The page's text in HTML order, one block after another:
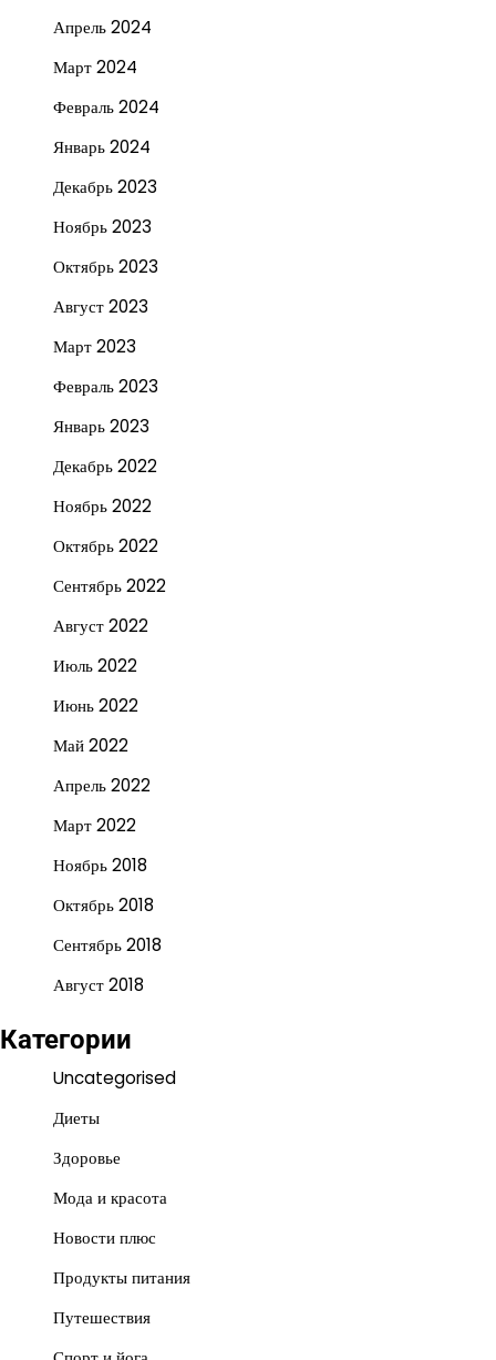
Апрель 2024
Март 2024
Февраль 2024
Январь 2024
Декабрь 2023
Ноябрь 2023
Октябрь 2023
Август 2023
Март 2023
Февраль 2023
Январь 2023
Декабрь 2022
Ноябрь 2022
Октябрь 2022
Сентябрь 2022
Август 2022
Июль 2022
Июнь 2022
Май 2022
Апрель 2022
Март 2022
Ноябрь 2018
Октябрь 2018
Сентябрь 2018
Август 2018
Категории
Uncategorised
Диеты
Здоровье
Мода и красота
Новости плюс
Продукты питания
Путешествия